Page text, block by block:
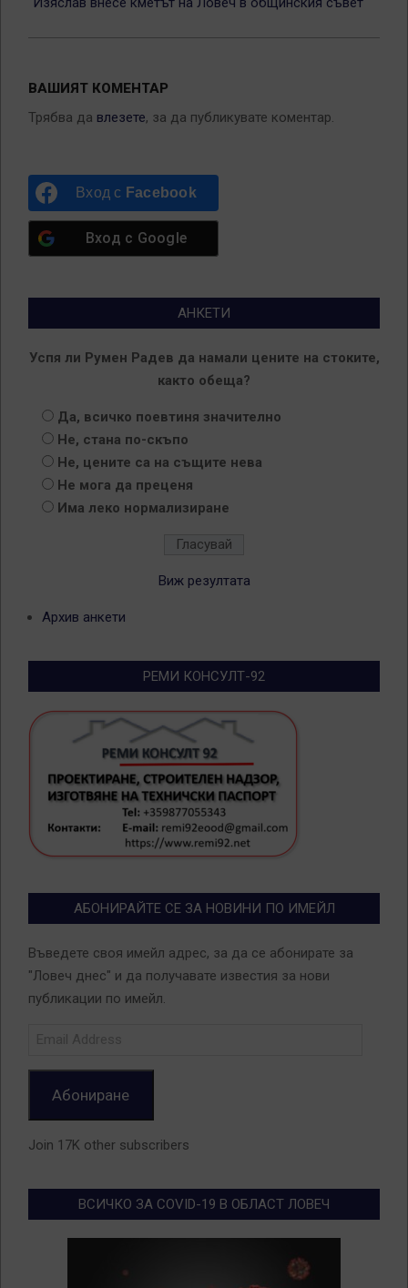
ВАШИЯТ КОМЕНТАР
Трябва да влезете, за да публикувате коментар.
Вход с Facebook
Вход с Google
АНКЕТИ
Успя ли Румен Радев да намали цените на стоките,
както обеща?
Да, всичко поевтиня значително
Не, стана по-скъпо
Не, цените са на същите нева
Не мога да преценя
Има леко нормализиране
Виж резултата
Архив анкети
РЕМИ КОНСУЛТ-92
АБОНИРАЙТЕ СЕ ЗА НОВИНИ ПО ИМЕЙЛ
Въведете своя имейл адрес, за да се абонирате за
"Ловеч днес" и да получавате известия за нови
публикации по имейл.
Абониране
Join 17K other subscribers
ВСИЧКО ЗА COVID-19 В ОБЛАСТ ЛОВЕЧ